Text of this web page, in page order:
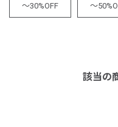
～30%OFF ～
該当の